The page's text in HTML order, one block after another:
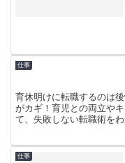
仕事
育休明けに転職するのは
がカギ！育児との両立や
て、失敗しない転職術を
仕事